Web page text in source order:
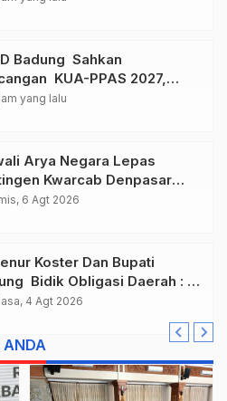
Badung Sahkan
KUA-PPAS 2027,
Tembus Lebih Dari
yang lalu
Arya Negara Lepas
Kwarcab Denpasar
Jambore Nasional XII
6 Agt 2026
Koster Dan Bupati
Bidik Obligasi Daerah :
Bangun Infrastruktur
4 Agt 2026
ANDA